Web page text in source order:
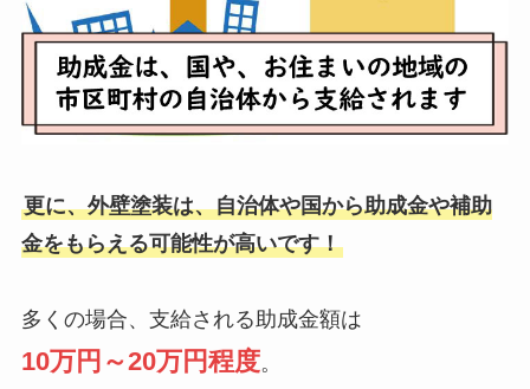
更に、外壁塗装は、自治体や国から助成金や補助
金をもらえる可能性が高いです！
多くの場合、支給される助成金額は
10万円～20万円程度。